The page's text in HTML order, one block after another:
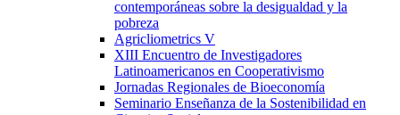
contemporáneas sobre la desigualdad y la
pobreza
Agricliometrics V
XIII Encuentro de Investigadores
Latinoamericanos en Cooperativismo
Jornadas Regionales de Bioeconomía
Seminario Enseñanza de la Sostenibilidad en